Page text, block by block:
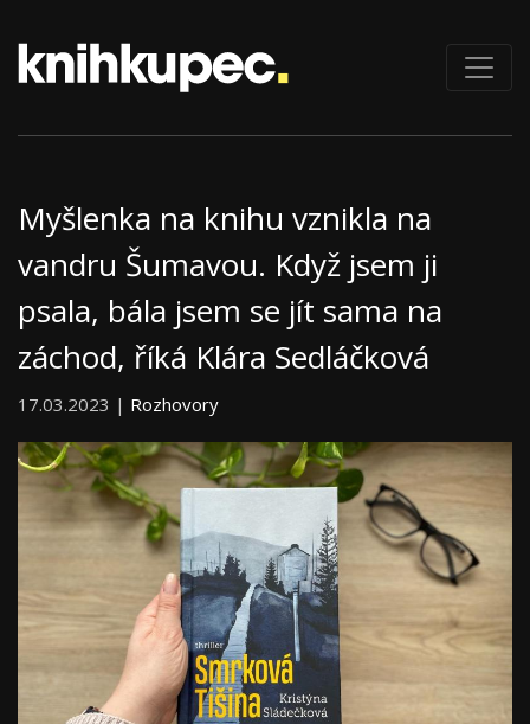
Myšlenka na knihu vznikla na
vandru Šumavou. Když jsem ji
psala, bála jsem se jít sama na
záchod, říká Klára Sedláčková
17.03.2023 | Rozhovory